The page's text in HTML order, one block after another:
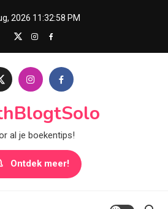
2026 11:32:59 PM
al je boekentips!
Ontdek meer!